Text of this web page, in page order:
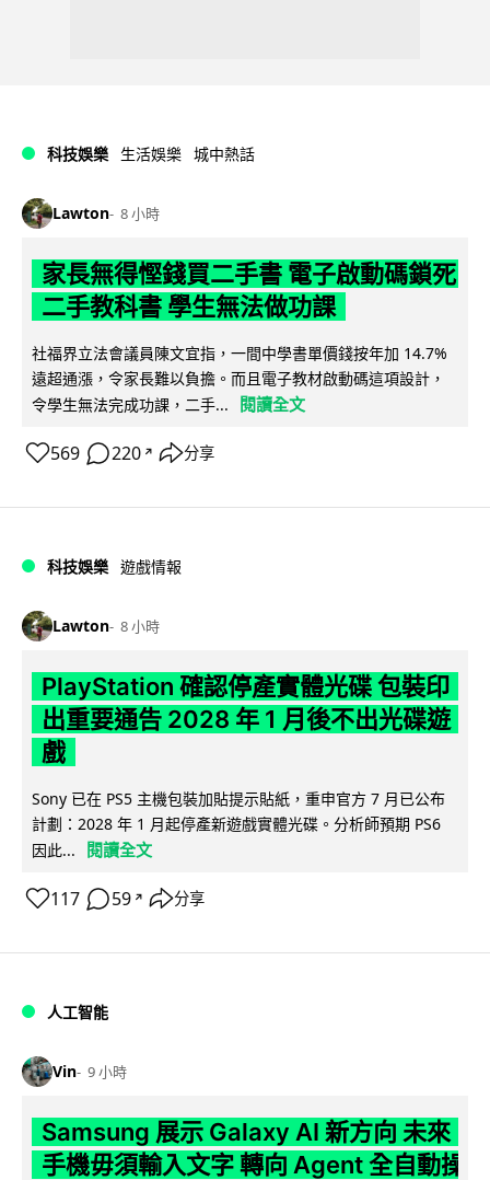
科技娛樂 生活娛樂 城中熱話
Lawton 8 小時
家長無得慳錢買二手書 電子啟動碼鎖死
二手教科書 學生無法做功課
社福界立法會議員陳文宜指，一間中學書單價錢按年加 14.7%
遠超通漲，令家長難以負擔。而且電子教材啟動碼這項設計，
令學生無法完成功課，二手...
閱讀全文
569 220 ↗ 分享
科技娛樂 遊戲情報
Lawton 8 小時
PlayStation 確認停產實體光碟 包裝印
出重要通告 2028 年 1 月後不出光碟遊
戲
Sony 已在 PS5 主機包裝加貼提示貼紙，重申官方 7 月已公布
計劃：2028 年 1 月起停產新遊戲實體光碟。分析師預期 PS6
因此...
閱讀全文
117 59 ↗ 分享
人工智能
Vin 9 小時
Samsung 展示 Galaxy AI 新方向 未來
手機毋須輸入文字 轉向 Agent 全自動操